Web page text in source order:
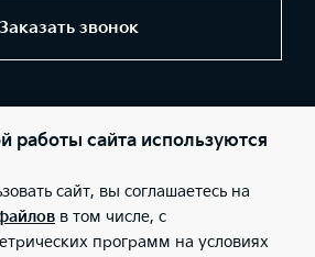
Заказать звонок
Москва, МКАД 44 км, д. 1 (внешняя
ИНН: 5032237788; ОГРН:
Запад» (Фактический адрес:
ООО «АвтоГЕРМЕС-Запад»
Рязанский проспект, дом 2, стр.
ИНН: 5032237788; ОГРН:
Россия и СНГ» (Фактический адрес:
работы сайта используются
сайт, вы соглашаетесь на
в том числе, с
программ на условиях